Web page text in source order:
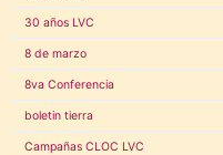
30 años LVC
8 de marzo
8va Conferencia
boletin tierra
Campañas CLOC LVC